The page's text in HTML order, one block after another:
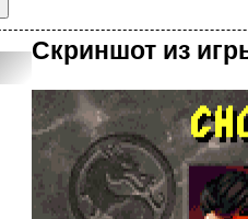
Скриншот из